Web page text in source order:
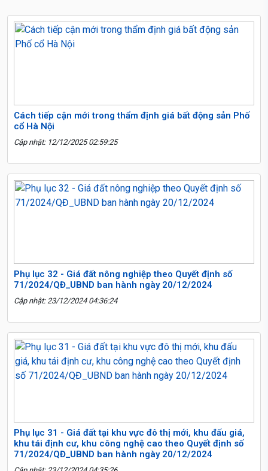
Cách tiếp cận mới trong thẩm định giá bất động sản Phố
cổ Hà Nội
Cập nhật: 12/12/2025 02:59:25
Phụ lục 32 - Giá đất nông nghiệp theo Quyết định số
71/2024/QĐ_UBND ban hành ngày 20/12/2024
Cập nhật: 23/12/2024 04:36:24
Phụ lục 31 - Giá đất tại khu vực đô thị mới, khu đấu giá,
khu tái định cư, khu công nghệ cao theo Quyết định số
71/2024/QĐ_UBND ban hành ngày 20/12/2024